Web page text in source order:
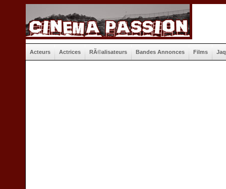
Acteurs Actrices RÃ©alisateurs Bandes Annonces Films